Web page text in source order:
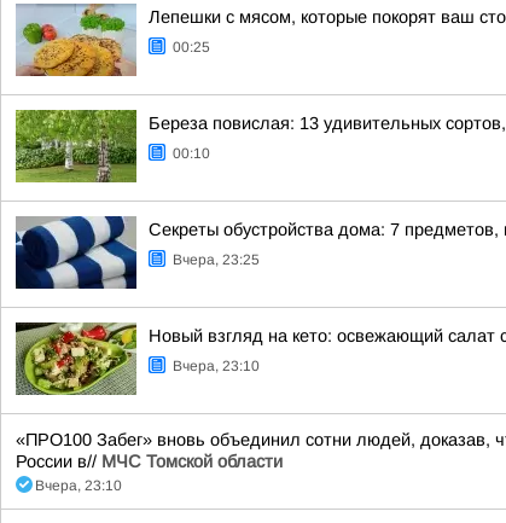
Лепешки с мясом, которые покорят ваш
00:25
Береза повислая: 13 удивительных
00:10
Секреты обустройства дома: 7 предметов,
Вчера, 23:25
Новый взгляд на кето: освежающий салат
Вчера, 23:10
«ПРО100 Забег» вновь объединил сотни людей, доказав,
России в// МЧС Томской области
Вчера, 23:10